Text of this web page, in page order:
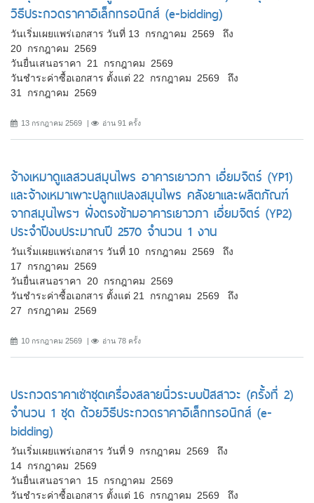
วิธีประกวดราคาอิเล็กทรอนิกส์ (e-bidding)
วันเริ่มเผยแพร่เอกสาร วันที่ 13 กรกฎาคม 2569 ถึง
20 กรกฎาคม 2569
วันยื่นเสนอราคา 21 กรกฎาคม 2569
วันชำระค่าซื้อเอกสาร ตั้งแต่ 22 กรกฎาคม 2569 ถึง
31 กรกฎาคม 2569
13 กรกฎาคม 2569 อ่าน 91 ครั้ง
จ้างเหมาดูแลสวนสมุนไพร อาคารเยาวภา เอี่ยมจิตร์ (YP1)
และจ้างเหมาเพาะปลูกแปลงสมุนไพร คลังยาและผลิตภัณฑ์
จากสมุนไพรฯ ฝั่งตรงข้ามอาคารเยาวภา เอี่ยมจิตร์ (YP2)
ประจำปีงบประมาณปี 2570 จำนวน 1 งาน
วันเริ่มเผยแพร่เอกสาร วันที่ 10 กรกฎาคม 2569 ถึง
17 กรกฎาคม 2569
วันยื่นเสนอราคา 20 กรกฎาคม 2569
วันชำระค่าซื้อเอกสาร ตั้งแต่ 21 กรกฎาคม 2569 ถึง
27 กรกฎาคม 2569
10 กรกฎาคม 2569 อ่าน 78 ครั้ง
ประกวดราคาเช่าชุดเครื่องสลายนิ่วระบบปัสสาวะ (ครั้งที่ 2)
จำนวน 1 ชุด ด้วยวิธีประกวดราคาอิเล็กทรอนิกส์ (e-
bidding)
วันเริ่มเผยแพร่เอกสาร วันที่ 9 กรกฎาคม 2569 ถึง
14 กรกฎาคม 2569
วันยื่นเสนอราคา 15 กรกฎาคม 2569
วันชำระค่าซื้อเอกสาร ตั้งแต่ 16 กรกฎาคม 2569 ถึง